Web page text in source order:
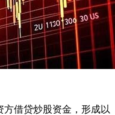
借贷炒股资金，形成以